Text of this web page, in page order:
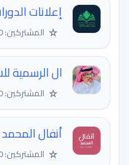
إعلانات
☆ المشتركين: 54,100
ال الرسمية
☆ المشتركين: 7,680
أنفال
☆ المشتركين: 5,660